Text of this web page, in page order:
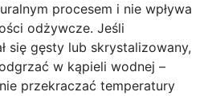
procesem i nie wpływa
odżywcze. Jeśli
się gęsty lub skrystalizowany,
w kąpieli wodnej –
przekraczać temperatury